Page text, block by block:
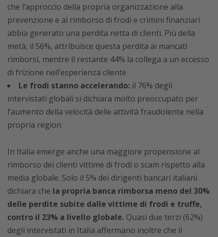
che l’approccio della propria organizzazione alla
prevenzione e al rimborso di frodi e crimini finanziari
abbia generato una perdita netta di clienti. Più della
metà, il 56%, attribuisce questa perdita ai mancati
rimborsi, mentre il restante 44% la collega a un eccesso
di frizione nell’esperienza cliente
Le frodi stanno accelerando: il 76% degli
intervistati globali si dichiara molto preoccupato per
l’aumento della velocità delle attività fraudolente nella
propria region
In Italia emerge anche una maggiore propensione al
rimborso dei clienti vittime di frodi o scam rispetto alla
media globale. Solo il 5% dei dirigenti bancari italiani
dichiara che la propria banca rimborsa meno del 30%
delle perdite subite dalle vittime di frodi e truffe,
contro il 23% a livello globale. Quasi due terzi (62%)
degli intervistati in Italia affermano inoltre che il